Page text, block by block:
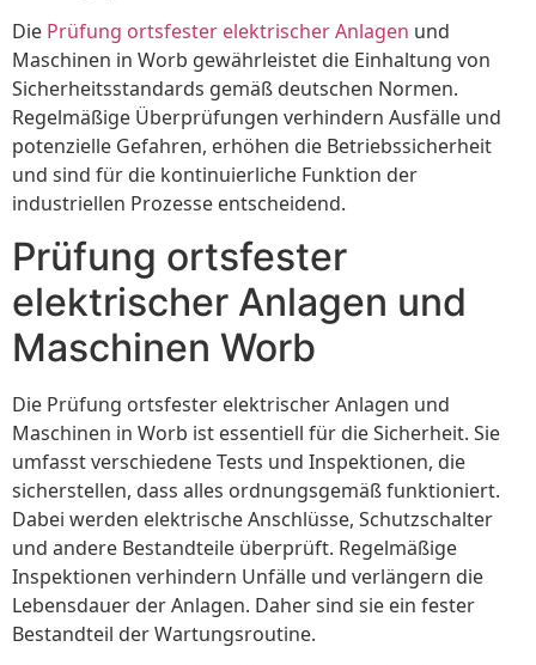
Die Prüfung ortsfester elektrischer Anlagen und
Maschinen in Worb gewährleistet die Einhaltung von
Sicherheitsstandards gemäß deutschen Normen.
Regelmäßige Überprüfungen verhindern Ausfälle und
potenzielle Gefahren, erhöhen die Betriebssicherheit
und sind für die kontinuierliche Funktion der
industriellen Prozesse entscheidend.
Prüfung ortsfester
elektrischer Anlagen und
Maschinen Worb
Die Prüfung ortsfester elektrischer Anlagen und
Maschinen in Worb ist essentiell für die Sicherheit. Sie
umfasst verschiedene Tests und Inspektionen, die
sicherstellen, dass alles ordnungsgemäß funktioniert.
Dabei werden elektrische Anschlüsse, Schutzschalter
und andere Bestandteile überprüft. Regelmäßige
Inspektionen verhindern Unfälle und verlängern die
Lebensdauer der Anlagen. Daher sind sie ein fester
Bestandteil der Wartungsroutine.